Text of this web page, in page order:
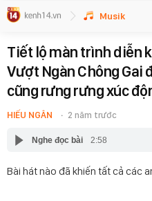
Musik
Tiết lộ màn trình diễn
Vượt Ngàn Chông Gai
cũng rưng rưng xúc
HIẾU NGÂN 2 năm trước
Nghe đọc bài 2:58
Bài hát nào đã khiến tất cả các